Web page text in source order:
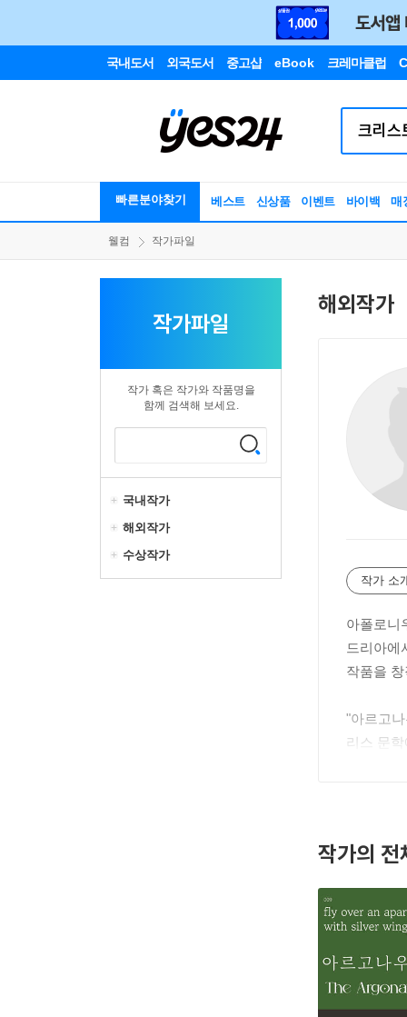
국내도서 외국도서 중고샵 eBook 크레마클럽
빠른분야찾기 베스트 신상품 이벤트 바이백 매
웰컴 작가파일
작가파일
작가 혹은 작가와 작품명을
함께 검색해 보세요.
국내작가
해외작가
수상작가
해외작가
작가 소
아폴로니
드리아에
작품을
"아르고
리스 문
작가의 전